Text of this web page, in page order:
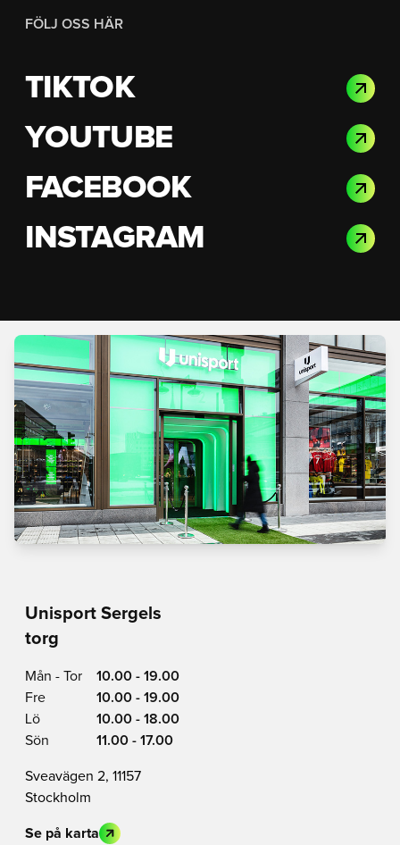
FÖLJ OSS HÄR
TIKTOK
YOUTUBE
FACEBOOK
INSTAGRAM
Unisport Sergels
torg
Mån - Tor
10.00 - 19.00
Fre
10.00 - 19.00
Lö
10.00 - 18.00
Sön
11.00 - 17.00
Sveavägen 2, 11157
Stockholm
Se på karta